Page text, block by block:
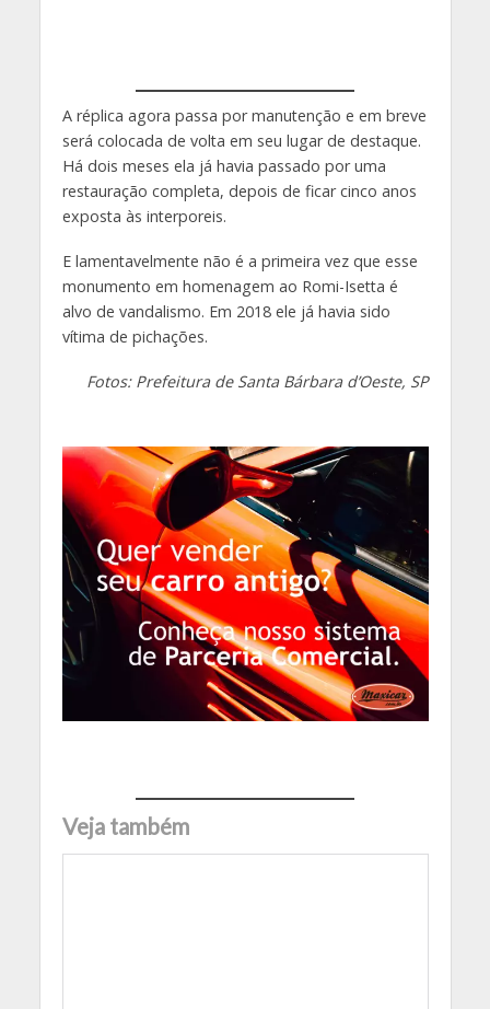
A réplica agora passa por manutenção e em breve
será colocada de volta em seu lugar de destaque.
Há dois meses ela já havia passado por uma
restauração completa, depois de ficar cinco anos
exposta às interporeis.
E lamentavelmente não é a primeira vez que esse
monumento em homenagem ao Romi-Isetta é
alvo de vandalismo. Em 2018 ele já havia sido
vítima de pichações.
Fotos: Prefeitura de Santa Bárbara d’Oeste, SP
Veja também